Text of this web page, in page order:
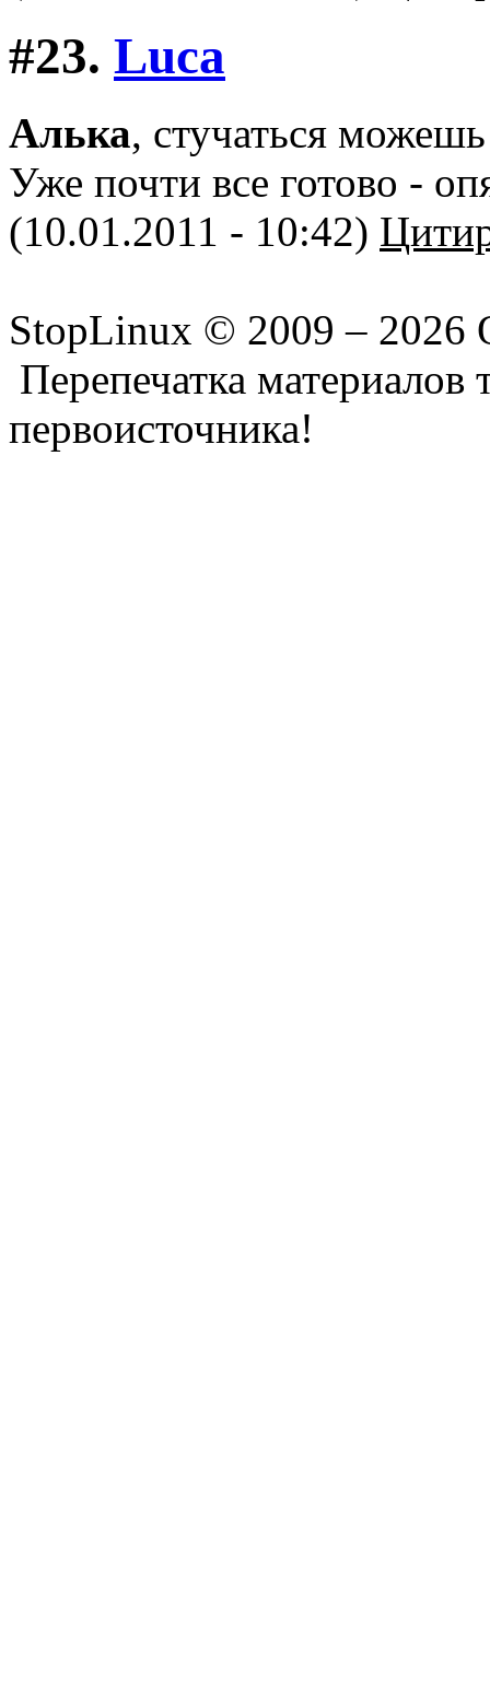
#23. Luca
Алька, стучаться
Уже почти все готово -
(10.01.2011 - 10:42)
StopLinux © 2009 – 2026
Перепечатка материалов
первоисточника!